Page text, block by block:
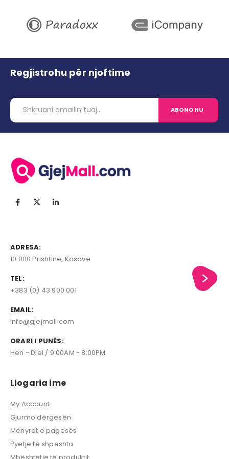
Regjistrohu për njoftime
ADRESA:
10 000 Prishtinë, Kosovë
TEL:
+383 (0) 43 900 001
EMAIL:
info@gjejmall.com
ORARI I PUNËS:
Hen - Diel / 9:00AM - 8:00PM
Llogaria ime
My Account
Gjurmo dërgesën
Menyrat e pagesës
Pyetje të shpeshta